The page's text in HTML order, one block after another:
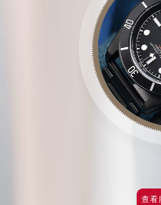
江西省赣州市章贡区
江西省九江市浔阳区
江西省宜春市袁州区
查看